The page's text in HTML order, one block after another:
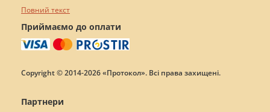
Повний текст
Приймаємо до оплати
Copyright © 2014-2026 «Протокол». Всі права захищені.
Партнери